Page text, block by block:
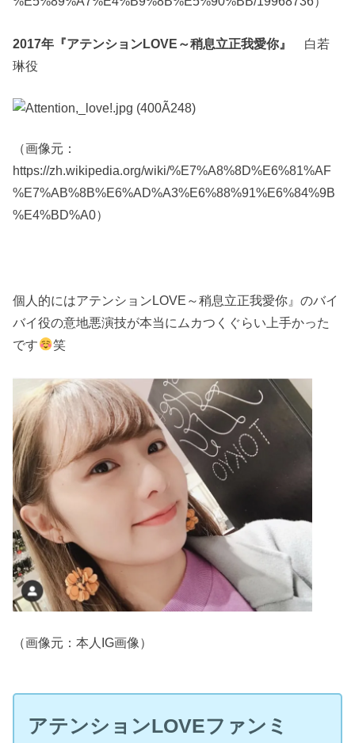
2017年『アテンションLOVE～稍息立正我愛你』
白若
琳役
（画像元：
https://zh.wikipedia.org/wiki/%E7%A8%8D%E6%81%AF
%E7%AB%8B%E6%AD%A3%E6%88%91%E6%84%9B
%E4%BD%A0）
個人的にはアテンションLOVE～稍息立正我愛你』のバイ
バイ役の意地悪演技が本当にムカつくぐらい上手かった
です
笑
（画像元：本人IG画像）
アテンションLOVEファンミ